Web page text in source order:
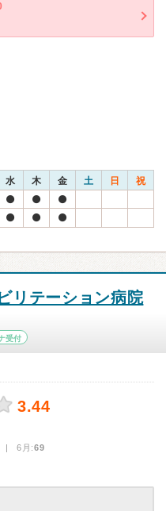
水 木 金 土 日 祝
リテーション病院
受付
3.44
| 6月:69